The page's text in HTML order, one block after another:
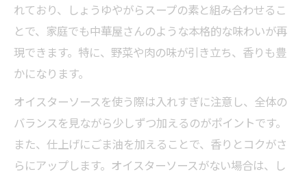
れており、しょうゆやがらスープの素と組み合わせるこ
とで、家庭でも中華屋さんのような本格的な味わいが再
現できます。特に、野菜や肉の味が引き立ち、香りも豊
かになります。
オイスターソースを使う際は入れすぎに注意し、全体の
バランスを見ながら少しずつ加えるのがポイントです。
また、仕上げにごま油を加えることで、香りとコクがさ
らにアップします。オイスターソースがない場合は、し